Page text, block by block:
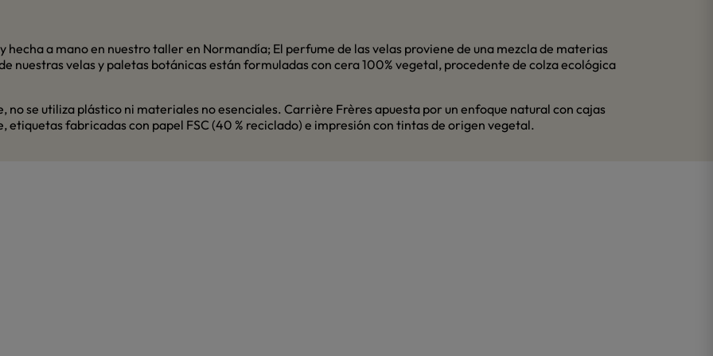
hecha a mano en nuestro taller en Normandía; El perfume de las velas proviene de una mezcla de materias
nuestras velas y paletas botánicas están formuladas con cera 100% vegetal, procedente de colza ecológica
se utiliza plástico ni materiales no esenciales. Carrière Frères apuesta por un enfoque natural con cajas
etiquetas fabricadas con papel FSC (40 % reciclado) e impresión con tintas de origen vegetal.